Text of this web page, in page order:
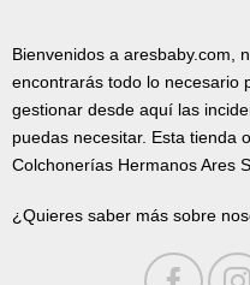
Bienvenidos a aresbaby.com,
encontrarás todo lo necesario
gestionar desde aquí las
puedas necesitar. Esta tienda
Colchonerías Hermanos Ares
¿Quieres saber más sobre